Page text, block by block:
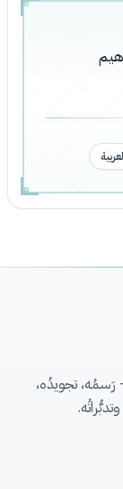
رَسمُه، تجويدُه،